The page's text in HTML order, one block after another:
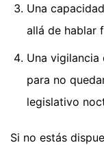
Una
allá de hablar
Una
para no
legislativo
Si no estás